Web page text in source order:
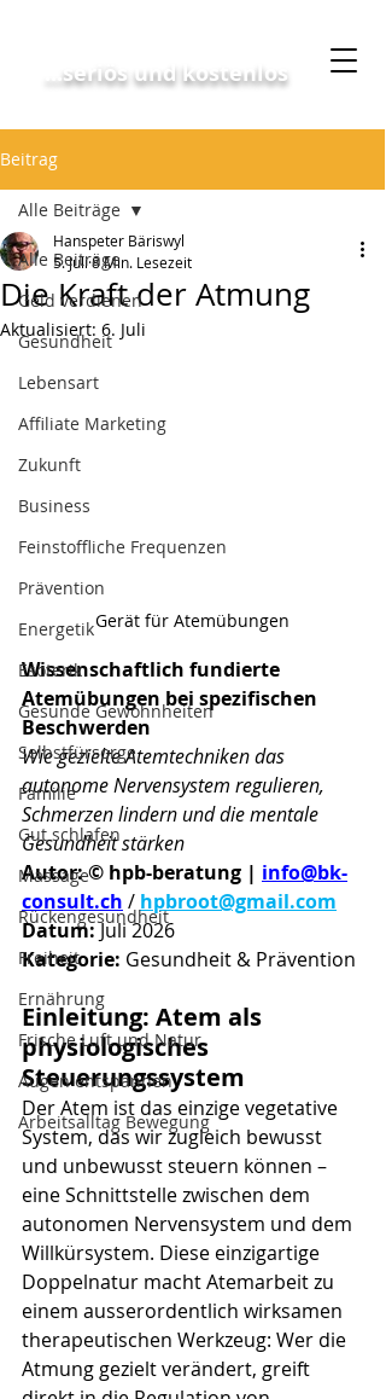
...seriös und kostenlos
Beitrag
Alle Beiträge
Geld verdienen
Gesundheit
Lebensart
Affiliate Marketing
Zukunft
Business
Feinstoffliche Frequenzen
Prävention
Energetik
Esoterik
Gesunde Gewohnheiten
Selbstfürsorge
Familie
Gut schlafen
Massage
Rückengesundheit
Freiheit
Ernährung
Frische Luft und Natur
Augen entspannen
Arbeitsalltag Bewegung
Alle Beiträge
Die Kraft der Atmung
Hanspeter Bäriswyl
5. Juli8 Min. Lesezeit
Aktualisiert: 6. Juli
Gerät für Atemübungen
Wissenschaftlich fundierte
Atemübungen bei spezifischen
Beschwerden
Wie gezielte Atemtechniken das
autonome Nervensystem regulieren,
Schmerzen lindern und die mentale
Gesundheit stärken
Autor:© hpb-beratung | info@bk-
consult.ch / hpbroot@gmail.com
Datum: Juli 2026
Kategorie: Gesundheit & Prävention
Einleitung: Atem als
physiologisches
Steuerungssystem
Der Atem ist das einzige vegetative
System, das wir zugleich bewusst
und unbewusst steuern können –
eine Schnittstelle zwischen dem
autonomen Nervensystem und dem
Willkürsystem. Diese einzigartige
Doppelnatur macht Atemarbeit zu
einem ausserordentlich wirksamen
therapeutischen Werkzeug: Wer die
Atmung gezielt verändert, greift